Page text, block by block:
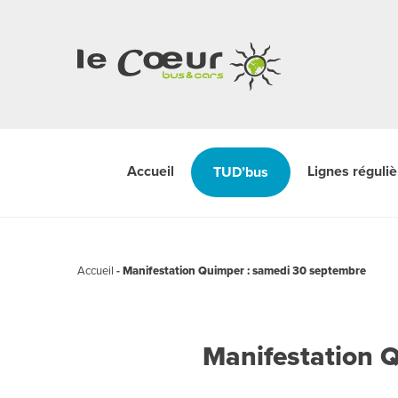
Accueil TUD’bus Lignes
Accueil -Manifestation Quimper : samedi 30 septembre
Manifestation